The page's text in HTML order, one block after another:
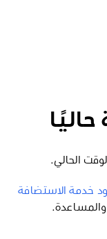
حاليًا
الحالي.
خدمة الاستضافة